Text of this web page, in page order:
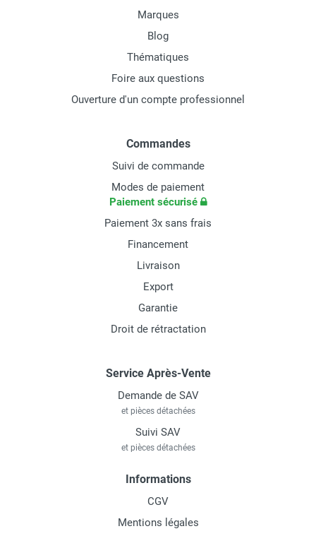
Marques
Blog
Thématiques
Foire aux questions
Ouverture d'un compte professionnel
Commandes
Suivi de commande
Modes de paiement
Paiement sécurisé
Paiement 3x sans frais
Financement
Livraison
Export
Garantie
Droit de rétractation
Service Après-Vente
Demande de SAV
et pièces détachées
Suivi SAV
et pièces détachées
Informations
CGV
Mentions légales